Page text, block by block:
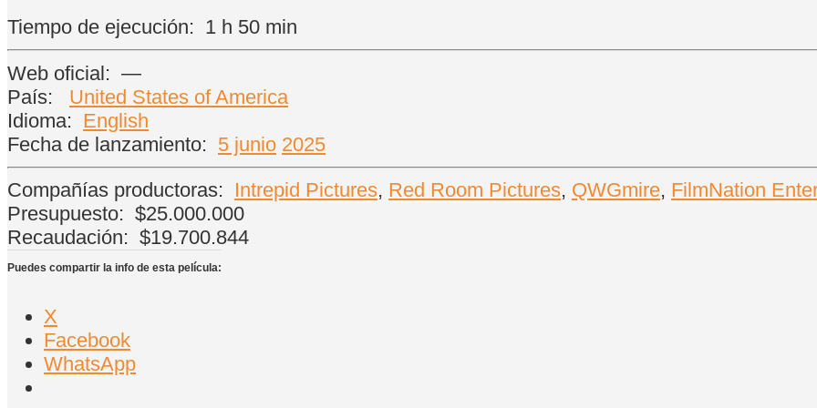
Tiempo de ejecución: 1 h 50 min
Web oficial: —
País:
United States of America
Idioma: English
Fecha de lanzamiento: 5 junio 2025
Compañías productoras: Intrepid Pictures, Red Room Pictures, QWGmire, FilmNation
Presupuesto: $25.000.000
Recaudación: $19.700.844
Puedes compartir la info de esta película:
X
Facebook
WhatsApp